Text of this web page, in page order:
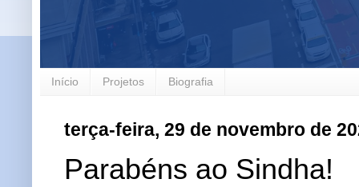
Início Projetos Biografia
terça-feira, 29 de novembro de
Parabéns ao Sindha!